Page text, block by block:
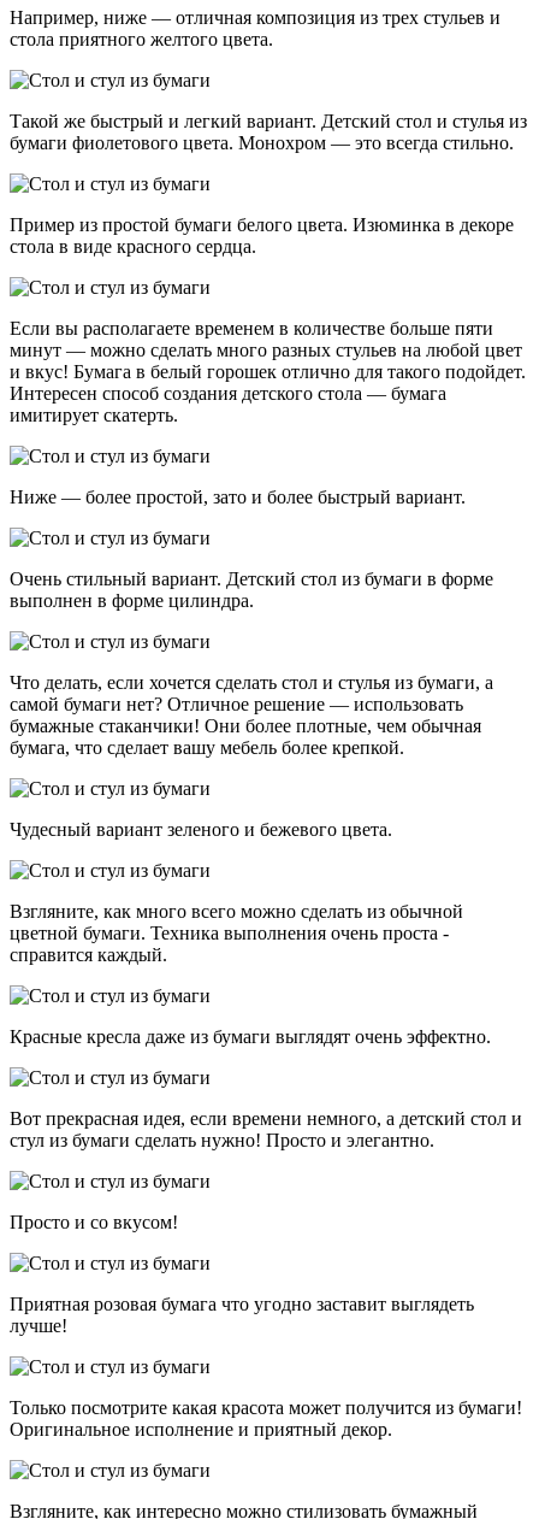
Например, ниже — отличная композиция из трех стульев и
стола приятного желтого цвета.
Такой же быстрый и легкий вариант. Детский стол и стулья из
бумаги фиолетового цвета. Монохром — это всегда стильно.
Пример из простой бумаги белого цвета. Изюминка в декоре
стола в виде красного сердца.
Если вы располагаете временем в количестве больше пяти
минут — можно сделать много разных стульев на любой цвет
и вкус! Бумага в белый горошек отлично для такого подойдет.
Интересен способ создания детского стола — бумага
имитирует скатерть.
Ниже — более простой, зато и более быстрый вариант.
Очень стильный вариант. Детский стол из бумаги в форме
выполнен в форме цилиндра.
Что делать, если хочется сделать стол и стулья из бумаги, а
самой бумаги нет? Отличное решение — использовать
бумажные стаканчики! Они более плотные, чем обычная
бумага, что сделает вашу мебель более крепкой.
Чудесный вариант зеленого и бежевого цвета.
Взгляните, как много всего можно сделать из обычной
цветной бумаги. Техника выполнения очень проста -
справится каждый.
Красные кресла даже из бумаги выглядят очень эффектно.
Вот прекрасная идея, если времени немного, а детский стол и
стул из бумаги сделать нужно! Просто и элегантно.
Просто и со вкусом!
Приятная розовая бумага что угодно заставит выглядеть
лучше!
Только посмотрите какая красота может получится из бумаги!
Оригинальное исполнение и приятный декор.
Взгляните, как интересно можно стилизовать бумажный